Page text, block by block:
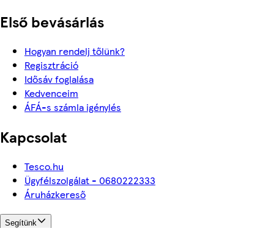
Első bevásárlás
Hogyan rendelj tőlünk?
Regisztráció
Idősáv foglalása
Kedvenceim
ÁFÁ-s számla igénylés
Kapcsolat
Tesco.hu
Ügyfélszolgálat - 0680222333
Áruházkereső
Segítünk